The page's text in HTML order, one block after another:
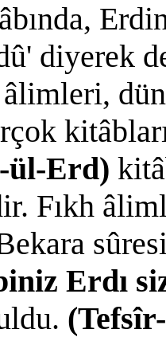
diyerek
ül-Erd)
Fıkh
Erdı